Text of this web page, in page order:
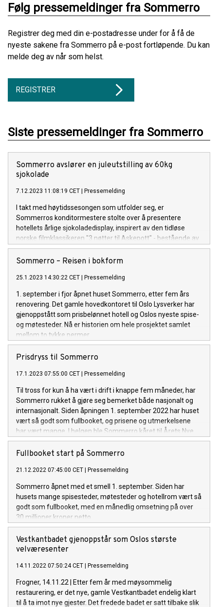
Følg pressemeldinger fra Sommerro
Registrer deg med din e-postadresse under for å få de
nyeste sakene fra Sommerro på e-post fortløpende. Du kan
melde deg av når som helst.
REGISTRER
Siste pressemeldinger fra Sommerro
Sommerro avslører en juleutstilling av 60kg
sjokolade
7.12.2023 11:08:19 CET | Pressemelding
I takt med høytidssesongen som utfolder seg, er
Sommerros konditormestere stolte over å presentere
hotellets årlige sjokoladedisplay, inspirert av den tidløse
norske filmklassikeren "3 nøtter til Askepott" - bestående av
60kg Valhronasjokolade.
Sommerro – Reisen i bokform
25.1.2023 14:30:22 CET | Pressemelding
1. september i fjor åpnet huset Sommerro, etter fem års
renovering. Det gamle hovedkontoret til Oslo Lysverker har
gjenoppstått som prisbelønnet hotell og Oslos nyeste spise-
og møtesteder. Nå er historien om hele prosjektet samlet
mellom to tykke permer.
Prisdryss til Sommerro
17.1.2023 07:55:00 CET | Pressemelding
Til tross for kun å ha vært i drift i knappe fem måneder, har
Sommerro rukket å gjøre seg bemerket både nasjonalt og
internasjonalt. Siden åpningen 1. september 2022 har huset
vært så godt som fullbooket, og prisene og utmerkelsene
har vært mange. I helgen ble Sommerro kåret til Årets Nye
Hotell.
Fullbooket start på Sommerro
21.12.2022 07:45:00 CET | Pressemelding
Sommerro åpnet med et smell 1. september. Siden har
husets mange spisesteder, møtesteder og hotellrom vært så
godt som fullbooket, med en månedlig omsetning på over
30 millioner kroner netto.
Vestkantbadet gjenoppstår som Oslos største
velværesenter
14.11.2022 07:50:24 CET | Pressemelding
Frogner, 14.11.22 | Etter fem år med møysommelig
restaurering, er det nye, gamle Vestkantbadet endelig klart
til å ta imot nye gjester. Det fredede badet er satt tilbake slik